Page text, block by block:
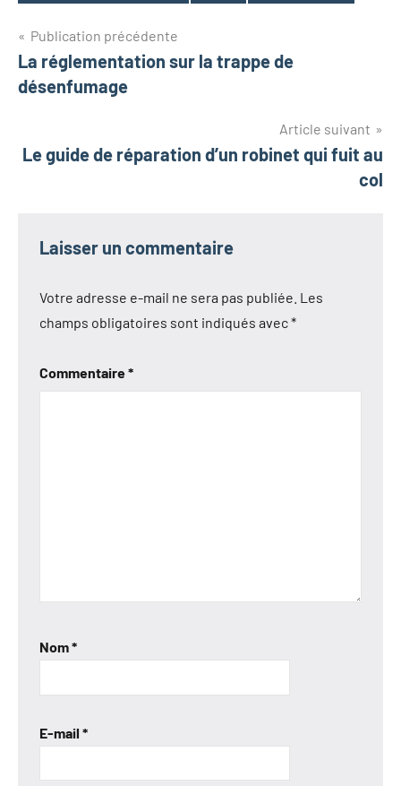
Navigation
de
Publication précédente
La réglementation sur la trappe de
désenfumage
Article suivant
Le guide de réparation d’un robinet qui fuit au
col
Laisser un commentaire
Votre adresse e-mail ne sera pas publiée. Les
champs obligatoires sont indiqués avec*
Commentaire*
Nom*
E-mail *